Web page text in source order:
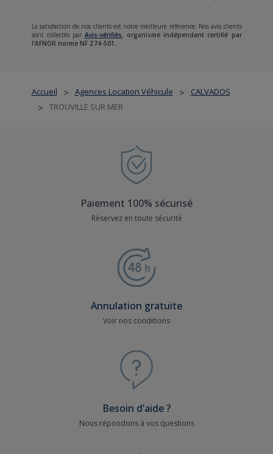
Accueil > Agences Location Véhicule > CALVADOS
> TROUVILLE SUR MER
La satisfaction de nos clients est notre meilleure référence. Nos avis clients
sont collectés par Avis-vérifiés, organisme indépendant certifié par
l'AFNOR norme NF Z74-501.
Paiement 100% sécurisé
Réservez en toute sécurité
Annulation gratuite
Voir nos conditions
Besoin d’aide ?
Nous répondons à vos questions